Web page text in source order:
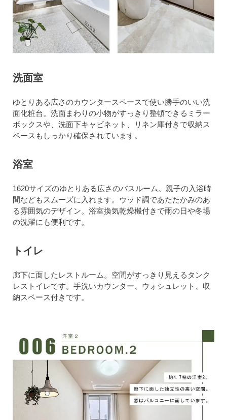
洗面室
ゆとりある広さのカウンタースペースで使い勝手のいい洗
面化粧台。洗面まわりの小物がすっきり整頓できるミラー
ボックスや、洗面下キャビネット、リネン庫付きで収納ス
ペースもしっかり確保されています。
浴室
1620サイズのゆとりある広さのバスルーム。親子の入浴時
間などもスムーズに入れます。ウッド調であたたかみのあ
る雰囲気のデザイン。浴室換気乾燥機付きで雨の日や冬場
の洗濯にも便利です。
トイレ
廊下に面したレストルーム。空間がすっきり見えるタンク
レストイレです。手洗いカウンター、ウォシュレット、収
納スペース付きです。